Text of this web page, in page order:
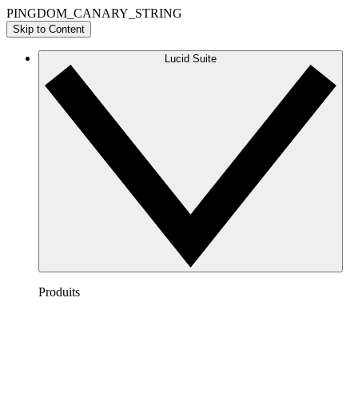
PINGDOM_CANARY_STRING
Skip to Content
Lucid Suite
Produits